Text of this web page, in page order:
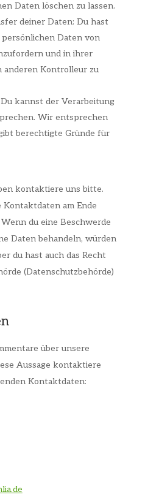
Daten löschen zu lassen.
deiner Daten: Du hast
persönlichen Daten von
und in ihrer
anderen Kontrolleur zu
kannst der Verarbeitung
Wir entsprechen
berechtigte Gründe für
kontaktiere uns bitte.
am Ende
du eine Beschwerde
Daten behandeln, würden
du hast auch das Recht
(Datenschutzbehörde)
über unsere
Aussage kontaktiere
Kontaktdaten: